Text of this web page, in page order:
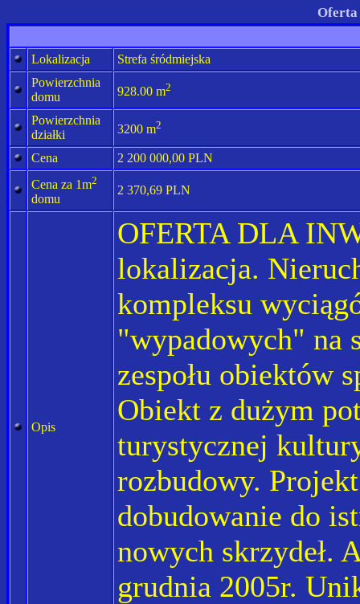
Oferta
Lokalizacja
Strefa śródmiejska
Powierzchnia
domu
928.00 m2
Powierzchnia
działki
3200 m2
Cena
2 200 000,00 PLN
Cena za 1m2
domu
2 370,69 PLN
Opis
OFERTA DLA
lokalizacja.
kompleksu
"wypadowych" na
zespołu obiektów
Obiekt z dużym
turystycznej
rozbudowy.
dobudowanie do
nowych skrzydeł.
grudnia 2005r.